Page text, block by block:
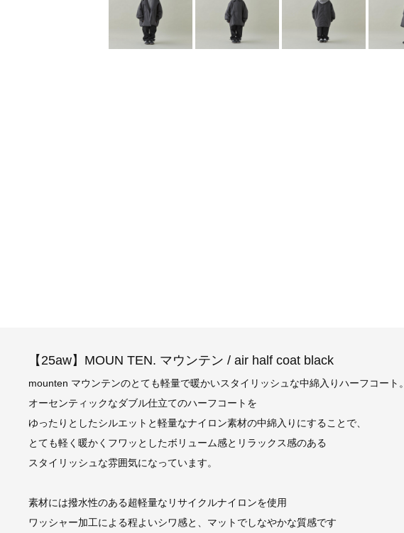
【25aw】MOUN TEN. マウンテン / air half coat black
mounten マウンテンのとても軽量で暖かいスタイリッシュな中綿入りハーフコート。
オーセンティックなダブル仕立てのハーフコートを
ゆったりとしたシルエットと軽量なナイロン素材の中綿入りにすることで、
とても軽く暖かくフワッとしたボリューム感とリラックス感のある
スタイリッシュな雰囲気になっています。
素材には撥水性のある超軽量なリサイクルナイロンを使用
ワッシャー加工による程よいシワ感と、マットでしなやかな質感です